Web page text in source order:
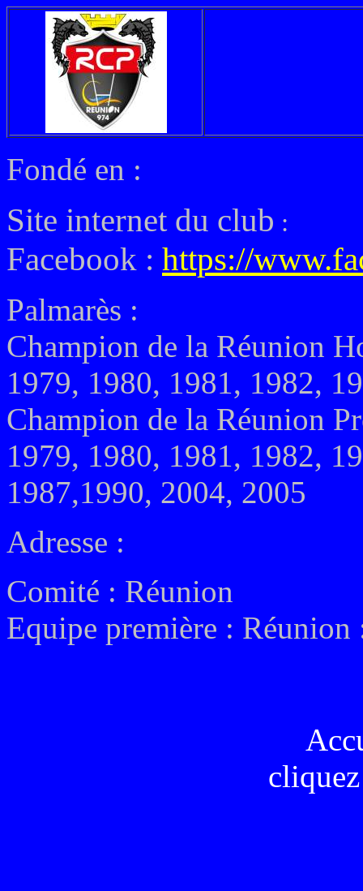
Fondé en :
Site internet du club :
Facebook : https://
Palmarès :
Champion de la Réunion
1979, 1980, 1981, 1982,
Champion de la Réunion
1979, 1980, 1981, 1982,
1987,1990, 2004, 2005
Adresse :
Comité : Réunion
Equipe première :